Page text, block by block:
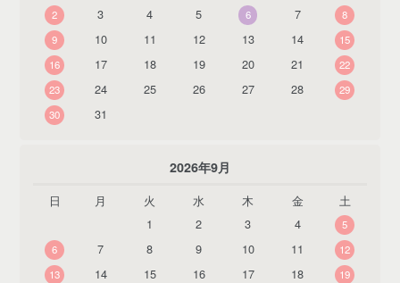
2
3 4 5 6 7
8
9
10 11 12 13 14
15
16
17 18 19 20 21
22
23
24 25 26 27 28
29
30
31
2026年9月
日 月 火 水 木 金
土
1
2 3 4
5
6
7 8 9 10 11
12
13
14 15 16 17 18
19